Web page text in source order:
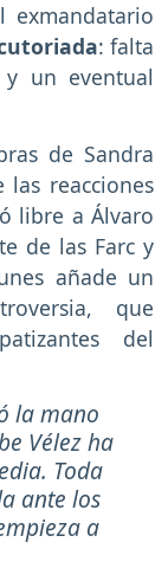
exmandatario
: falta
un eventual
de Sandra
reacciones
libre a Álvaro
de las Farc y
añade un
que
del
la mano
Vélez ha
Toda
ante los
a